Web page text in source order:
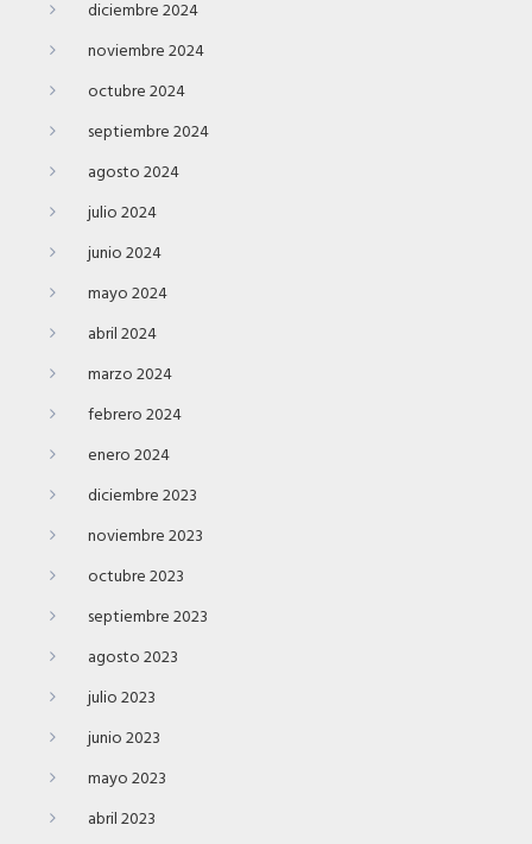
diciembre 2024
noviembre 2024
octubre 2024
septiembre 2024
agosto 2024
julio 2024
junio 2024
mayo 2024
abril 2024
marzo 2024
febrero 2024
enero 2024
diciembre 2023
noviembre 2023
octubre 2023
septiembre 2023
agosto 2023
julio 2023
junio 2023
mayo 2023
abril 2023